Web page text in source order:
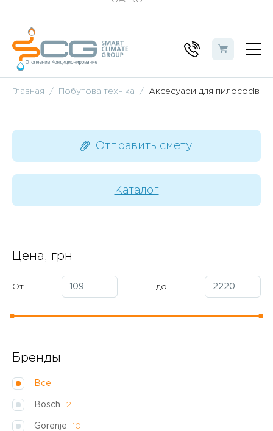
Главная Побутова техніка Аксесуари для пилососів
Отправить смету
Каталог
Цена, грн
От до
Бренды
Все
Bosch 2
Gorenje 10